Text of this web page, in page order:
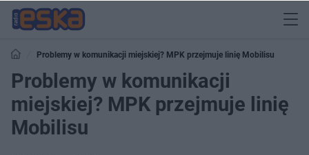
Problemy w komunikacji miejskiej? MPK przejmuje linię Mobilisu
Problemy w komunikacji
miejskiej? MPK przejmuje linię
Mobilisu